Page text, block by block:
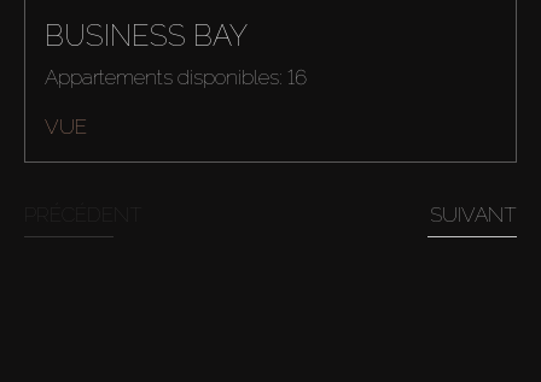
BUSINESS BAY
Appartements disponibles: 16
VUE
SUIVANT